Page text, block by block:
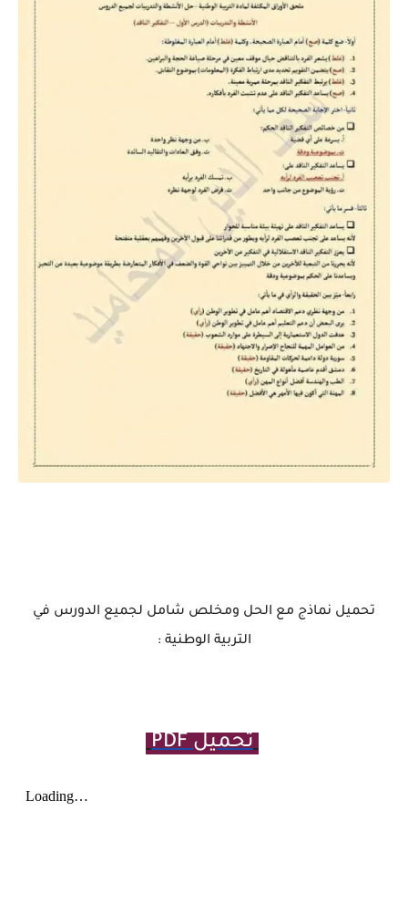
تحميل نماذج مع الحل ومخلص شامل لجميع الدورس في
التربية الوطنية :
تحميل PDF